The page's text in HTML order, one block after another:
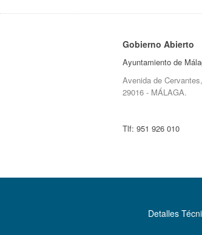
Gobierno Abierto
Ayuntamiento de
Avenida de
29016 - MÁLAGA.
Tlf: 951 926 010
Detalles